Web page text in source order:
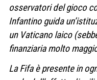
osservatori del gioco
Infantino guida
un Vaticano laico
finanziaria molto
La Fifa è presente in